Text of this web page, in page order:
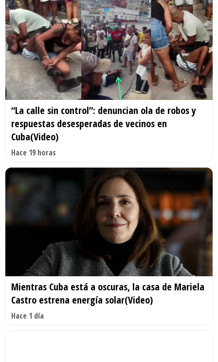
“La calle sin control”: denuncian ola de robos y
respuestas desesperadas de vecinos en
Cuba(Video)
Hace 19 horas
Mientras Cuba está a oscuras, la casa de Mariela
Castro estrena energía solar(Video)
Hace 1 día